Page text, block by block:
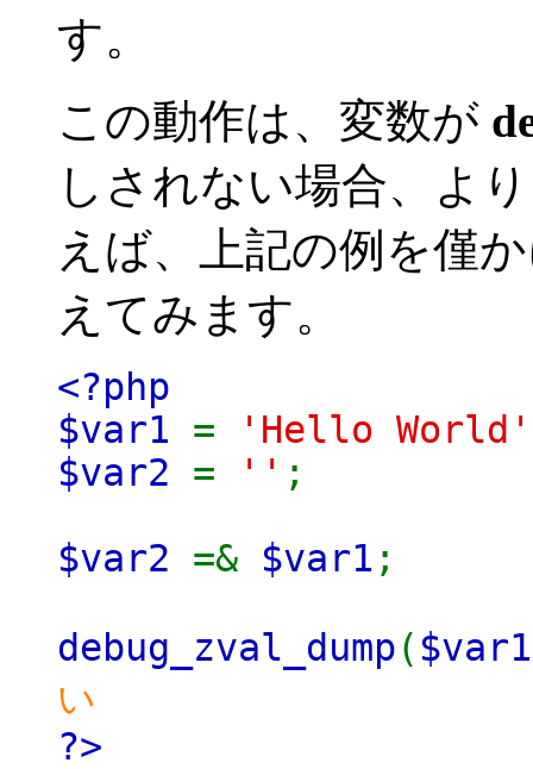
す。
この動作は、変数が
しされない場合、よ
えば、上記の例を僅
えてみます。
<?php
$var1 = 'Hello World'
$var2 = '' ;
$var2 =& $var1 ;
debug_zval_dump( $var1
い
?>